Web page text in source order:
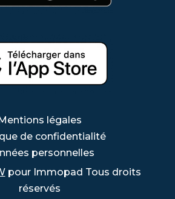
légales
de confidentialité
personnelles
pour Immopad Tous droits
réservés